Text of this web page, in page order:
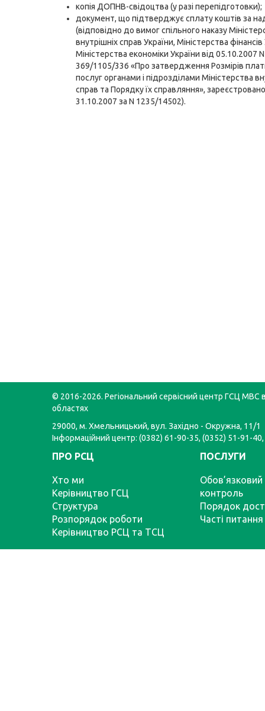
копія ДОПНВ-свідоцтва (у разі перепідготовки);
документ, що підтверджує сплату коштів за
(відповідно до вимог спільного наказу
внутрішніх справ України, Міністерства фінансів
Міністерства економіки України від 05.10.2007 N
369/1105/336 «Про затвердження Розмірів
послуг органами і підрозділами Міністерства
справ та Порядку їх справляння»,
31.10.2007 за N 1235/14502).
© 2016-2026. Регіональний сервісний центр ГСЦ МВС
областях
29000, м. Хмельницький, вул. Західно - Окружна, 11/1
Інформаційний центр: (0382) 61-90-35, (0352) 51-91-
ПРО РСЦ
Хто ми
Керівництво ГСЦ
Структура
Розпорядок роботи
Керівництво РСЦ та ТСЦ
ПОСЛУГИ
Обов’язковий
контроль
Порядок
Часті питання